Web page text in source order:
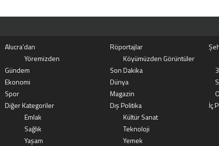
Alucra’dan Röportajlar
Yöremizden
Köyümüzden Görüntüler
Gündem
Son Dakika
Ekonomi
Dünya
Spor
Magazin
Diğer Kategoriler
Dış Politika
İç
Emlak
Kültür Sanat
Sağlık
Teknoloji
Yaşam
Yemek